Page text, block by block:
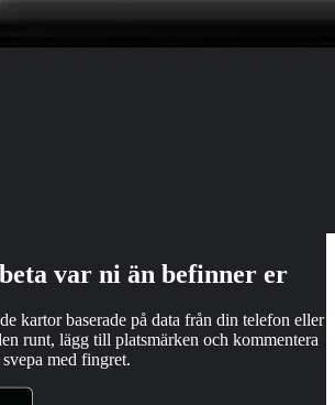
var ni än befinner er
kartor baserade på data från din telefon eller
runt, lägg till platsmärken och kommentera
med fingret.